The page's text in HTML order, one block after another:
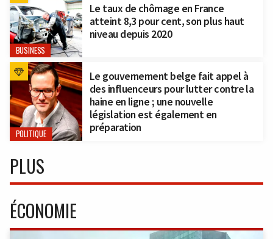
BUSINESS
Le taux de chômage en France
atteint 8,3 pour cent, son plus haut
niveau depuis 2020
POLITIQUE
Le gouvernement belge fait appel à
des influenceurs pour lutter contre la
haine en ligne ; une nouvelle
législation est également en
préparation
PLUS
ÉCONOMIE